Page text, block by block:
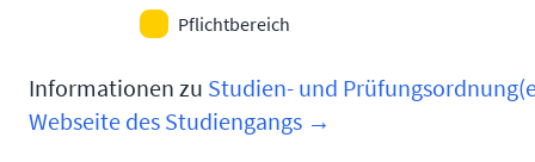
Pflichtbereich
Informationen zu Studien- und
Webseite des Studiengangs →